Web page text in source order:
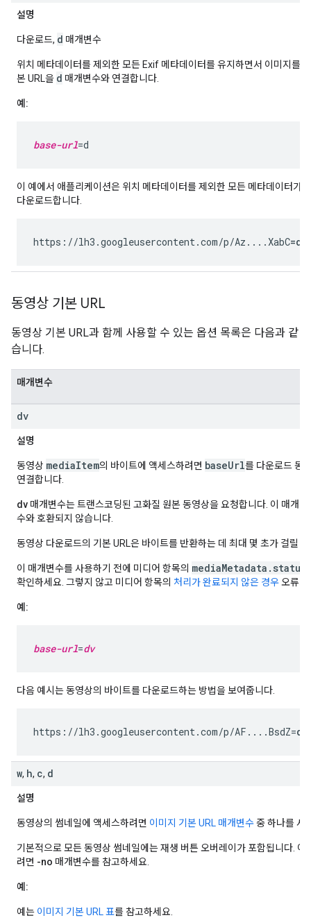
설명
다운로드, d 매개변수
위치 메타데이터를 제외한 모든 Exif 메타데이터를 유지하면서 이미지를
본 URL을 d 매개변수와 연결합니다.
예:
base-url
이 예에서 애플리케이션은 위치 메타데이터를 제외한 모든 메타데이터가
다운로드합니다.
https://lh3.googleusercontent.com/p/Az....XabC=d
동영상 기본 URL
동영상 기본 URL과 함께 사용할 수 있는 옵션 목록은 다음과 같
습니다.
매개변수
dv
설명
동영상 mediaItem의 바이트에 액세스하려면 baseUrl를 다운로드 동
연결합니다.
dv 매개변수는 트랜스코딩된 고화질 원본 동영상을 요청합니다. 이 매개
수와 호환되지 않습니다.
동영상 다운로드의 기본 URL은 바이트를 반환하는 데 최대 몇 초가 걸릴
이 매개변수를 사용하기 전에 미디어 항목의 mediaMetadata.status
확인하세요. 그렇지 않고 미디어 항목의 처리가 완료되지 않은 경우오류가
예:
base-url=dv
다음 예시는 동영상의 바이트를 다운로드하는 방법을 보여줍니다.
https://lh3.googleusercontent.com/p/AF....BsdZ=dv
w, h, c, d
설명
동영상의 썸네일에 액세스하려면 이미지 기본 URL 매개변수중 하나를 사
기본적으로 모든 동영상 썸네일에는 재생 버튼 오버레이가 포함됩니다. 이
려면 -no 매개변수를 참고하세요.
예:
예는 이미지 기본 URL 표를 참고하세요.